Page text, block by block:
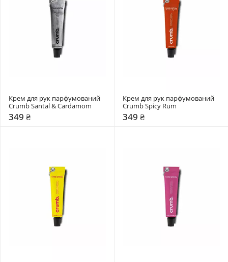
Крем для рук парфумований
Crumb Santal & Cardamom
349 ₴
Крем для рук парфумований
Crumb Spicy Rum
349 ₴